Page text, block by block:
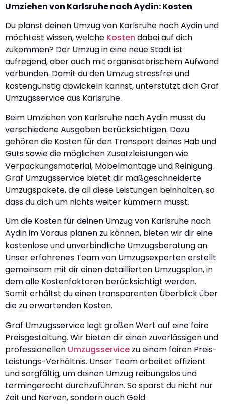
Umziehen von Karlsruhe nach Aydin: Kosten
Du planst deinen Umzug von Karlsruhe nach Aydin und
möchtest wissen, welche Kosten dabei auf dich
zukommen? Der Umzug in eine neue Stadt ist
aufregend, aber auch mit organisatorischem Aufwand
verbunden. Damit du den Umzug stressfrei und
kostengünstig abwickeln kannst, unterstützt dich Graf
Umzugsservice aus Karlsruhe.
Beim Umziehen von Karlsruhe nach Aydin musst du
verschiedene Ausgaben berücksichtigen. Dazu
gehören die Kosten für den Transport deines Hab und
Guts sowie die möglichen Zusatzleistungen wie
Verpackungsmaterial, Möbelmontage und Reinigung.
Graf Umzugsservice bietet dir maßgeschneiderte
Umzugspakete, die all diese Leistungen beinhalten, so
dass du dich um nichts weiter kümmern musst.
Um die Kosten für deinen Umzug von Karlsruhe nach
Aydin im Voraus planen zu können, bieten wir dir eine
kostenlose und unverbindliche Umzugsberatung an.
Unser erfahrenes Team von Umzugsexperten erstellt
gemeinsam mit dir einen detaillierten Umzugsplan, in
dem alle Kostenfaktoren berücksichtigt werden.
Somit erhältst du einen transparenten Überblick über
die zu erwartenden Kosten.
Graf Umzugsservice legt großen Wert auf eine faire
Preisgestaltung. Wir bieten dir einen zuverlässigen und
professionellen Umzugsservice zu einem fairen Preis-
Leistungs-Verhältnis. Unser Team arbeitet effizient
und sorgfältig, um deinen Umzug reibungslos und
termingerecht durchzuführen. So sparst du nicht nur
Zeit und Nerven, sondern auch Geld.